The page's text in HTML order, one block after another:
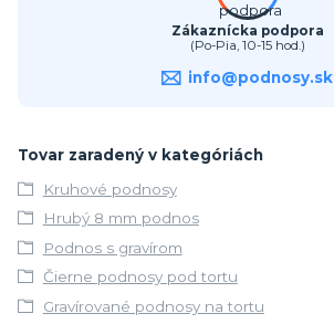
Zákaznícka podpora
(Po-Pia, 10-15 hod.)
info@podnosy.sk
Tovar zaradený v kategóriách
Kruhové podnosy
Hrubý 8 mm podnos
Podnos s gravírom
Čierne podnosy pod tortu
Gravírované podnosy na tortu